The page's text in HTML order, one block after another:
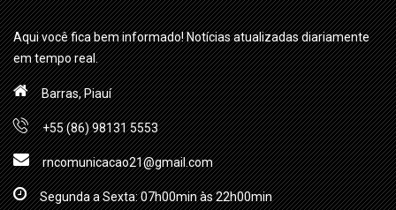
Aqui você fica bem informado! Notícias atualizadas diariamente
em tempo real.
Barras, Piauí
+55 (86) 98131 5553
rncomunicacao21@gmail.com
Segunda a Sexta: 07h00min às 22h00min